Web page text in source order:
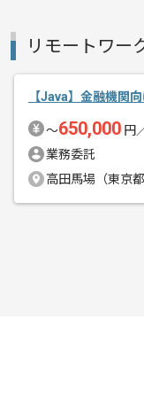
リモートワー
【Java】金融機関
〜650,000 円
業務委託
高田馬場（東京都